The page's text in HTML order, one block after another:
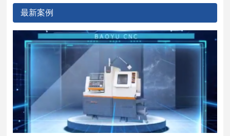
最新案例